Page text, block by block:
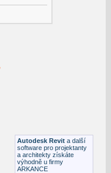
Autodesk Revit a další
software pro projektanty
a architekty získáte
výhodně u firmy
ARKANCE